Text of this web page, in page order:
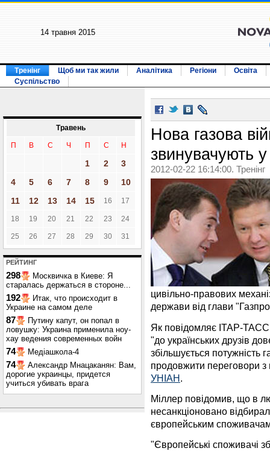
14 травня 2015
Тренінг Щоб ми так жили Аналітика Регіони
Освіта
Суспільство
Травень
П В С Ч П С Н
1 2
3
4
5 6 7 8 9
10
11
12 13 14 15 16 17
18 19 20 21 22 23 24
25 26 27 28 29 30 31
РЕЙТИНГ
298
Москвичка в Киеве: Я
старалась держаться в стороне...
192
Итак, что происходит в
Украине на самом деле
87
Путину капут, он попал в
ловушку: Украина применила ноу-
хау ведения современных войн
74 Медіашкола-4
74
Александр Мнацаканян: Вам,
дорогие украинцы, придется
учиться убивать врага
Нова газова
звинувачують у
2012-02-22 16:14:00. Тренінг
цивільно-правових
держави від глави
Як повідомляє ІТАР-
"до українських друзів
збільшується потужність
продовжити переговори з
УНІАН.
Міллер повідомив, що в
несанкціоновано
європейським
"Європейські споживачі